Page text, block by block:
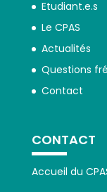
Etudiant.e.s
Le CPAS
Actualités
Questions
Contact
CONTACT
Accueil du